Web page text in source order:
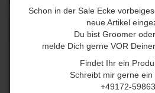
Schon in der Sale Ecke
neue Artikel
Du bist Groomer
melde Dich gerne VOR
Findet Ihr ein
Schreibt mir gerne ein
+49172-